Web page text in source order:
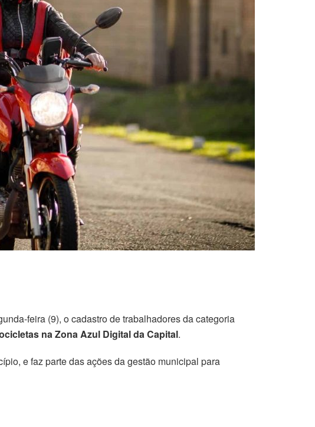
feira (9), o cadastro de trabalhadores da categoria
na Zona Azul Digital da Capital.
e faz parte das ações da gestão municipal para